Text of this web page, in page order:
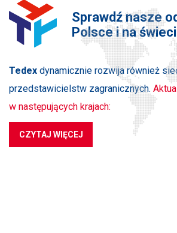
Sprawdź nasze
Polsce i na
Tedex dynamicznie rozwija również
przedstawicielstw zagranicznych.
w następujących krajach:
CZYTAJ WIĘCEJ